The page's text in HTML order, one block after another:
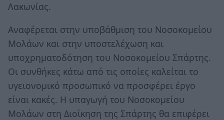
Λακωνίας.
Αναφέρεται στην υποβάθμιση του Νοσοκομείου
Μολάων και στην υποστελέχωση και
υποχρηματοδότηση του Νοσοκομείου Σπάρτης.
Οι συνθήκες κάτω από τις οποίες καλείται το
υγειονομικό προσωπικό να προσφέρει έργο
είναι κακές. Η υπαγωγή του Νοσοκομείου
Μολάων στη Διοίκηση της Σπάρτης θα επιφέρει